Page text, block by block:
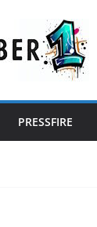
PRESSFIRE